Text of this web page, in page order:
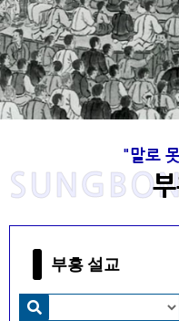
Welcome
‘말로
내가 생명의 면
사랑을 전하는 목
"너는 아이라 하지 말고 내
워 말라‥‥‥ 내가 오늘날
벽이 되게 하였은즉 그들
고 이성봉 목사님
동행
성신이 너희에게 임하시면
나의 갈 길을 내가 알지 못
Welcome
‘말로
내가 생명의 면
사랑을 전하는 목
"너는 아이라 하지 말고 내
워 말라‥‥‥ 내가 오늘날
벽이 되게 하였은즉 그들
고 이성봉 목사님
동행
성신이 너희에게 임하시면
나의 갈 길을 내가 알지 못
Welcome
‘말로
내가 생명의 면
사랑을 전하는 목
"너는 아이라 하지 말고 내
워 말라‥‥‥ 내가 오늘날
벽이 되게 하였은즉 그들
고 이성봉 목사님
동행
성신이 너희에게 임하시면
나의 갈 길을 내가 알지 못
"말로
부흥 설교